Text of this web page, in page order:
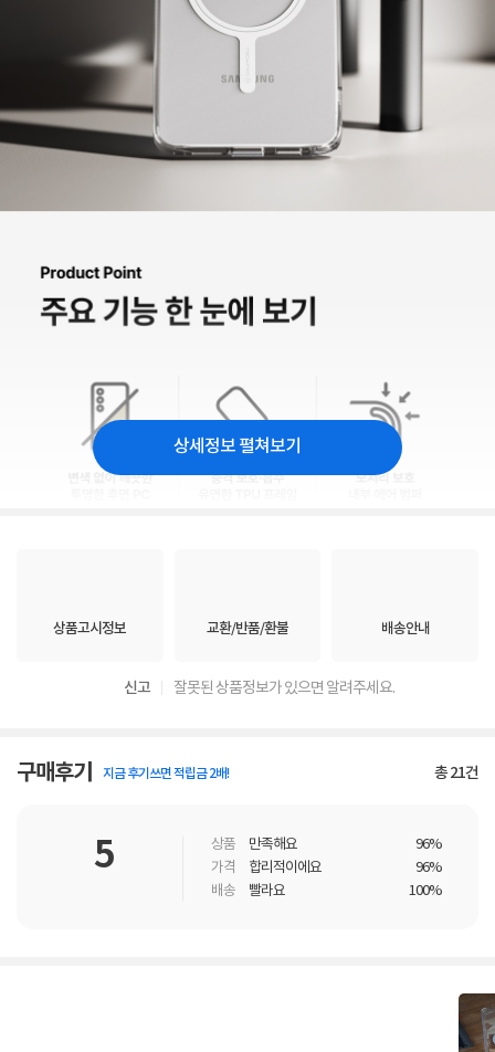
상세정보 펼쳐보기
상품고시정보 교환/반품/환불 배송안내
신고 잘못된 상품정보가 있으면 알려주세요.
구매후기 지금 후기쓰면 적립금 2배! 총21건
5 상품 만족해요
96%
가격
합리적이에요
96%
배송
빨라요 100%